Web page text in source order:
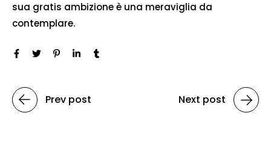
sua gratis ambizione è una meraviglia da
contemplare.
Prev post Next post